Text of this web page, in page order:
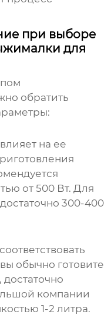
при выборе
для
обратить
на ее
от 500 Вт. Для
300-400
обычно готовите
компании
1-2 литра.